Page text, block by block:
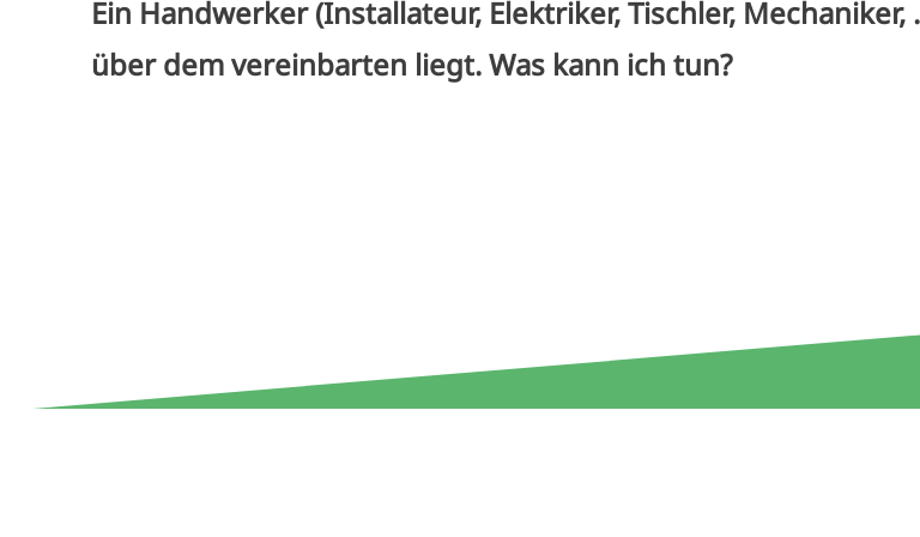
Ein Handwerker (Installateur, Elektriker, Tischler,
über dem vereinbarten liegt. Was kann ich tun?